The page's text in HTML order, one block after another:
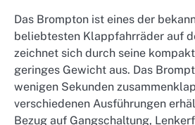
Das Brompton ist eines der
beliebtesten Klappfahrräder auf
zeichnet sich durch seine
geringes Gewicht aus. Das
wenigen Sekunden
verschiedenen Ausführungen
Bezug auf Gangschaltung,